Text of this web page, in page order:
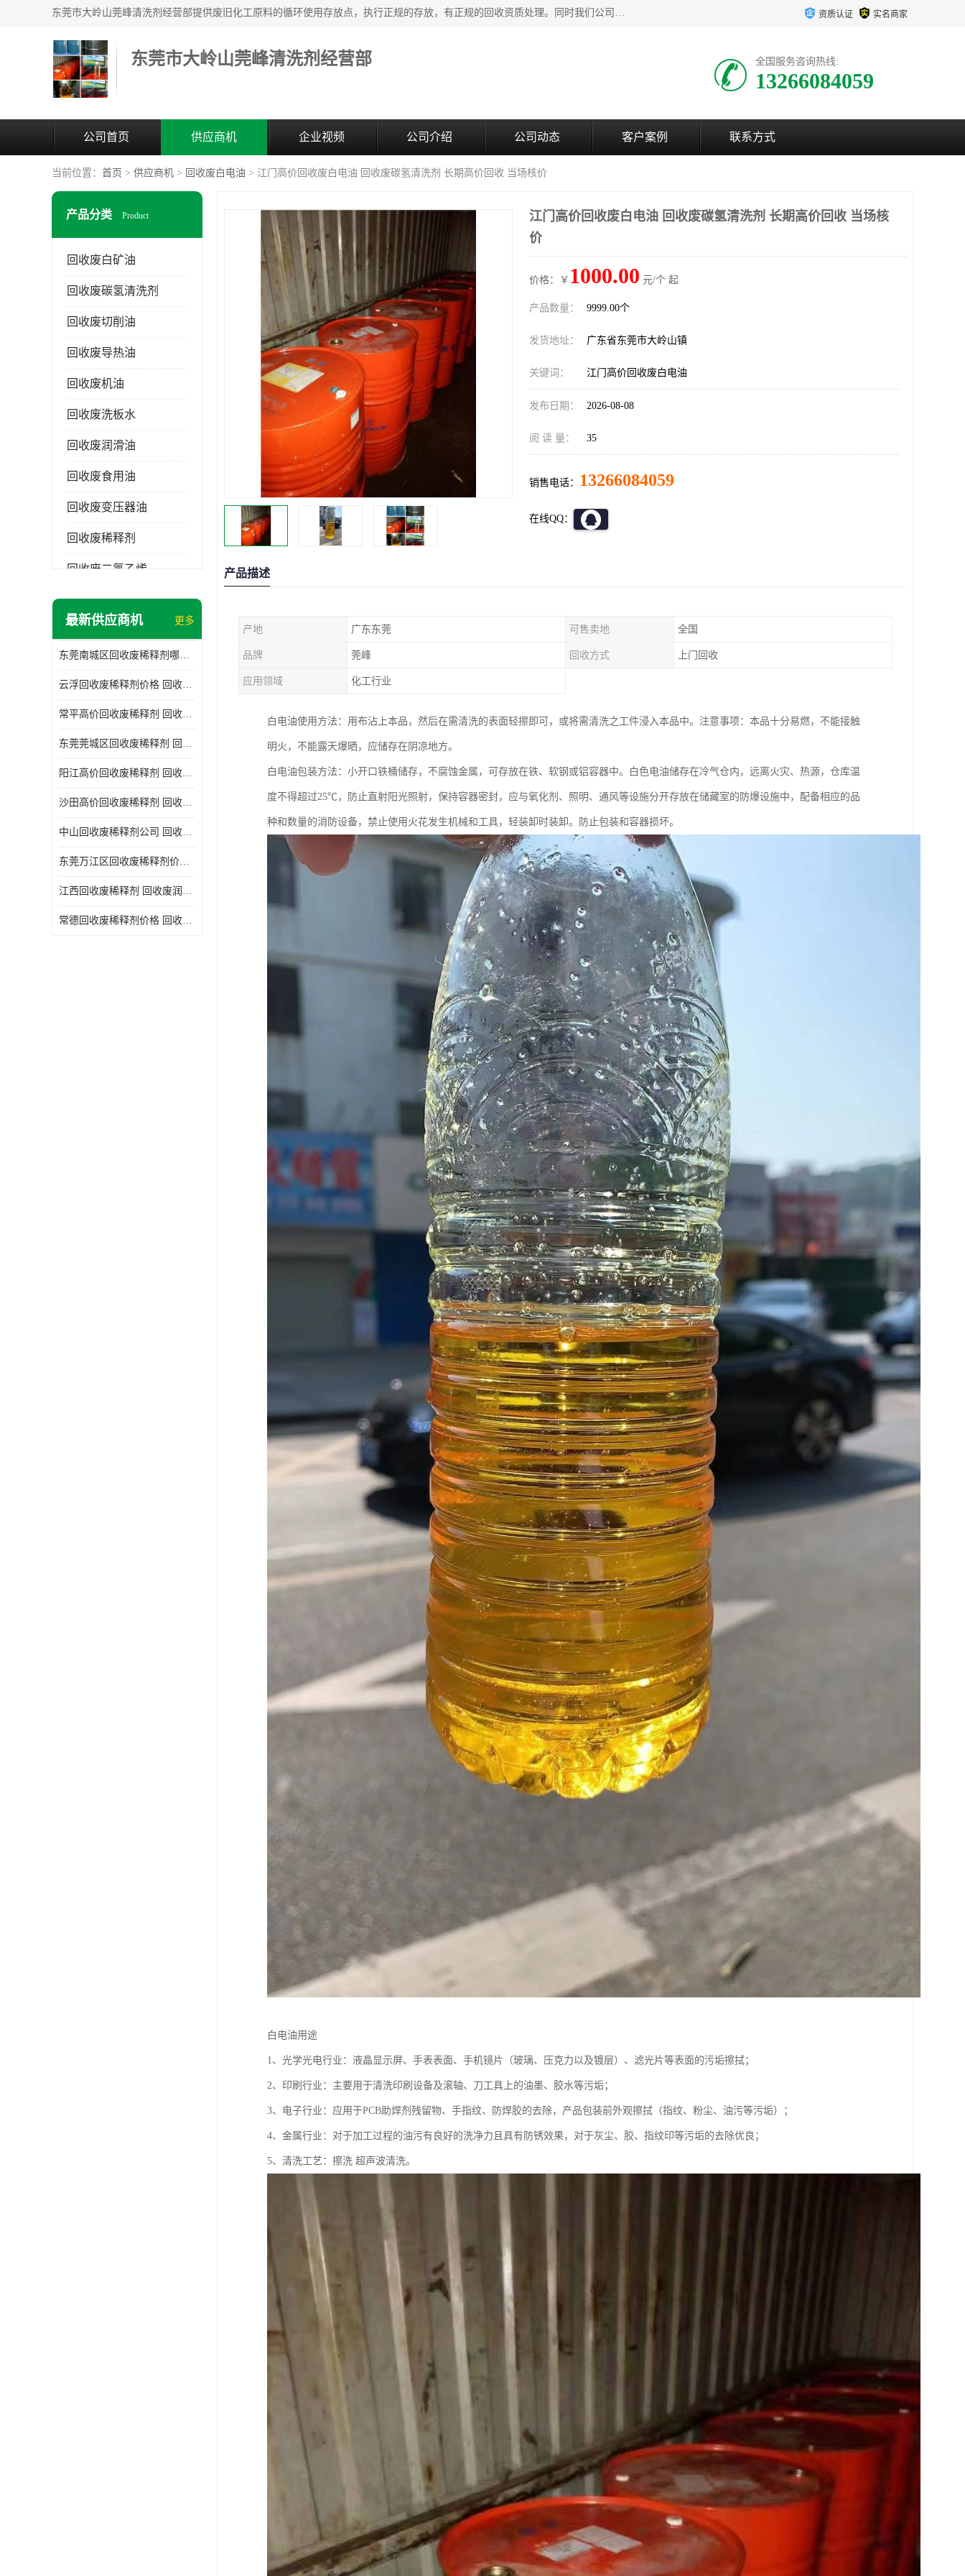
东莞市大岭山莞峰清洗剂经营部提供废旧化工原料的循环使用存放点，执行正规的存放，有正规的回收资质处理。同时我们公司批发零售回收级清洗剂，废液压油、废变压油、废清洗剂、脱模油、再生基础油，质量保证。 资质认证 实名商家
东莞市大岭山莞峰清洗剂经营部 全国服务咨询热线:
13266084059
公司首页 供应商机 企业视频 公司介绍 公司动态 客户案例 联系方式
当前位置： 首页 > 供应商机 > 回收废白电油 > 江门高价回收废白电油 回收废碳氢清洗剂 长期高价回收 当场核价
产品分类 Product
回收废白矿油
回收废碳氢清洗剂
回收废切削油
回收废导热油
回收废机油
回收废洗板水
回收废润滑油
回收废食用油
回收废变压器油
回收废稀释剂
回收废二氯乙烯
回收废清洗剂
回收废三氯乙烯
回收废清洗液
最新供应商机 更多
东莞南城区回收废稀释剂哪家好 回收废清洗剂
云浮回收废稀释剂价格 回收废润滑油
常平高价回收废稀释剂 回收废碳氢清洗剂
东莞莞城区回收废稀释剂 回收废食用油
阳江高价回收废稀释剂 回收废二氯甲烷
沙田高价回收废稀释剂 回收废机油
中山回收废稀释剂公司 回收废切削油
东莞万江区回收废稀释剂价格 回收废白电油
江西回收废稀释剂 回收废润滑油
常德回收废稀释剂价格 回收废清洗液
江门高价回收废白电油 回收废碳氢清洗剂 长期高价回收 当场核
价
价格：￥ 1000.00 元/个 起
产品数量： 9999.00个
发货地址： 广东省东莞市大岭山镇
关键词： 江门高价回收废白电油
发布日期： 2026-08-08
阅 读 量： 35
销售电话： 13266084059
在线QQ：
产品描述
产地 广东东莞 可售卖地 全国
品牌 莞峰 回收方式 上门回收
应用领域 化工行业
白电油使用方法：用布沾上本品，然后在需清洗的表面轻擦即可，或将需清洗之工件浸入本品中。注意事项：本品十分易燃，不能接触
明火，不能露天爆晒，应储存在阴凉地方。
白电油包装方法：小开口铁桶储存，不腐蚀金属，可存放在铁、软钢或铝容器中。白色电油储存在冷气仓内，远离火灾、热源，仓库温
度不得超过25℃，防止直射阳光照射，保持容器密封，应与氧化剂、照明、通风等设施分开存放在储藏室的防爆设施中，配备相应的品
种和数量的消防设备，禁止使用火花发生机械和工具，轻装卸时装卸。防止包装和容器损坏。
白电油用途
1、光学光电行业：液晶显示屏、手表表面、手机镜片（玻璃、压克力以及镀层）、滤光片等表面的污垢擦拭；
2、印刷行业：主要用于清洗印刷设备及滚轴、刀工具上的油墨、胶水等污垢；
3、电子行业：应用于PCB助焊剂残留物、手指纹、防焊胶的去除，产品包装前外观擦拭（指纹、粉尘、油污等污垢）；
4、金属行业：对于加工过程的油污有良好的洗净力且具有防锈效果，对于灰尘、胶、指纹印等污垢的去除优良；
5、清洗工艺：擦洗 超声波清洗。